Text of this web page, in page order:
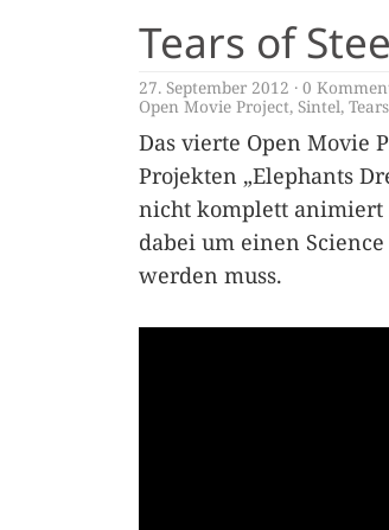
Tears of
27. September 2012 0
Open Movie Project, Sintel,
Das vierte Open Movie
Projekten „Elephants
nicht komplett animiert
dabei um einen
werden muss.